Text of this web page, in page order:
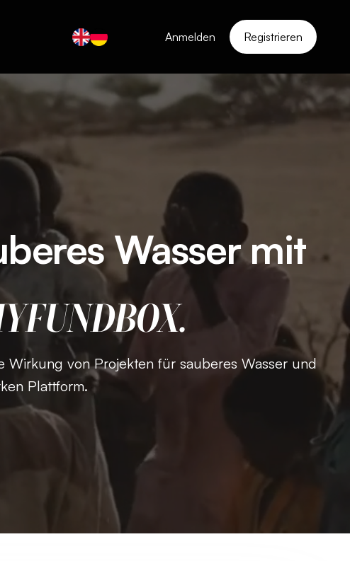
Anmelden Registrieren
Wasser mit
Wirkung von Projekten für sauberes Wasser und
Plattform.